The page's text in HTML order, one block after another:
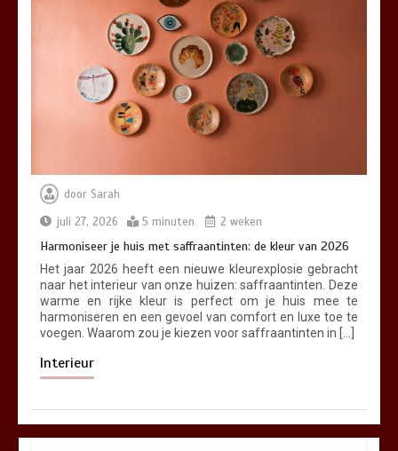
door Sarah
juli 27, 2026
5 minuten 2 weken
Harmoniseer je huis met saffraantinten: de kleur van 2026
Het jaar 2026 heeft een nieuwe kleurexplosie gebracht
naar het interieur van onze huizen: saffraantinten. Deze
warme en rijke kleur is perfect om je huis mee te
harmoniseren en een gevoel van comfort en luxe toe te
voegen. Waarom zou je kiezen voor saffraantinten in […]
Interieur